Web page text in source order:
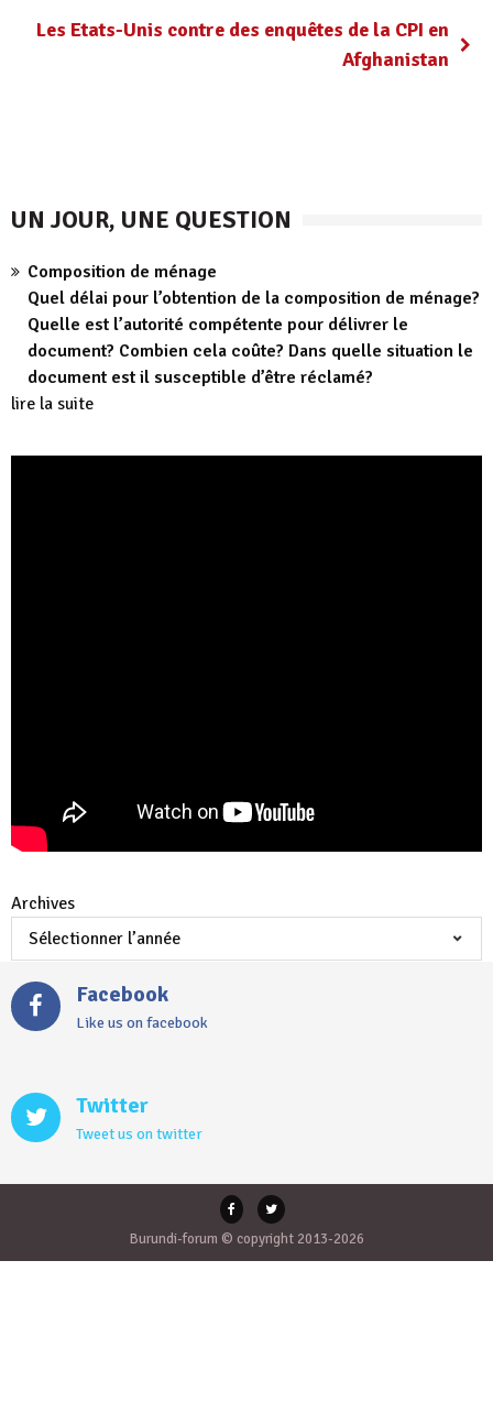
Les Etats-Unis contre des enquêtes de la CPI en
Afghanistan
UN JOUR, UNE QUESTION
Composition de ménage
Quel délai pour l’obtention de la composition de ménage?
Quelle est l’autorité compétente pour délivrer le
document? Combien cela coûte? Dans quelle situation le
document est il susceptible d’être réclamé?
lire la suite
Archives
Facebook
Like us on facebook
Twitter
Tweet us on twitter
Burundi-forum © copyright 2013-2026